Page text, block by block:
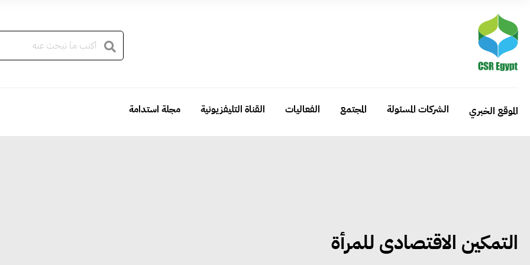
الموقع الخبري الشركات المسئولة المجتمع الفعاليات القناة التليفزيونية مجلة استدامة
التمكين الاقتصادى للمرأة